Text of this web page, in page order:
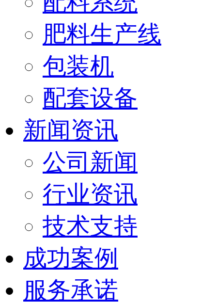
肥料生产线
包装机
配套设备
新闻资讯
公司新闻
行业资讯
技术支持
成功案例
服务承诺